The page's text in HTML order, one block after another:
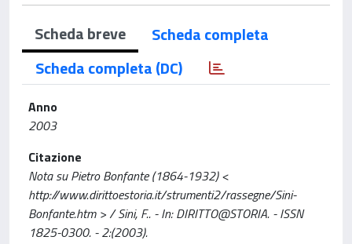
Scheda breve
Scheda completa
Scheda completa (DC)
Anno
2003
Citazione
Nota su Pietro Bonfante (1864-1932) <
http://www.dirittoestoria.it/strumenti2/rassegne/Sini-
Bonfante.htm > / Sini, F.. - In: DIRITTO@STORIA. - ISSN
1825-0300. - 2:(2003).